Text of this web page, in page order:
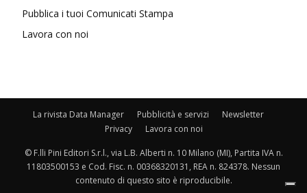
Pubblica i tuoi Comunicati Stampa
Lavora con noi
La rivista Data Manager Pubblicità e servizi
Newsletter
Privacy
Lavora con noi
© F.lli Pini Editori S.r.l., via L.B. Alberti n. 10 Milano (MI), Partita IVA n.
11803500153 e Cod. Fisc. n. 00368320131, REA n. 824378. Nessun
contenuto di questo sito è riproducibile.